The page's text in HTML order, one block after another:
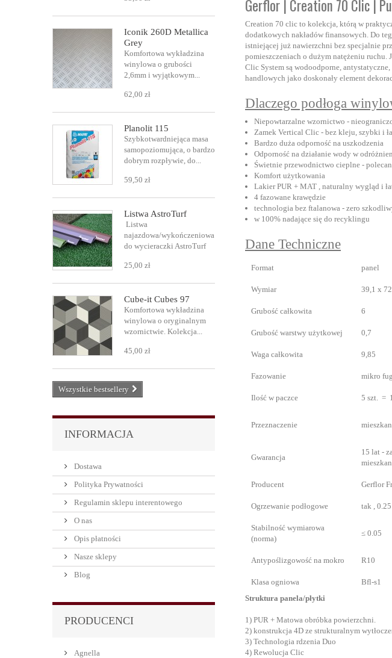
Iconik 260D Metallica
Grey
Komfortowa wykładzina
winylowa o grubości
2,6mm i wyjątkowym...
62,00 zł
Planolit 115
Szybkotwardniejąca masa
samopoziomująca, o bardzo
dobrym rozpływie, do...
59,50 zł
Listwa AstroTurf
Listwa
najazdowa/wykończeniowa
do wycieraczki AstroTurf
25,00 zł
Cube-it Cubes 97
Komfortowa wykładzina
winylowa o oryginalnym
wzornictwie. Kolekcja...
45,00 zł
Wszystkie bestsellery
INFORMACJA
Dostawa
Polityka Prywatności
Regulamin sklepu interentowego
O nas
Opis płatności
Nasze sklepy
Blog
PRODUCENCI
Agnella
Gerflor | Creation 70 Clic |
Creation 70 clic to kolekcja, którą w
dodatkowych nakładów finansowych. Do
istniejącej już nawierzchni bez specjalnie
pomieszczeniach o dużym natężeniu
Clic System są wodoodporne,
handlowych jako doskonały element
Dlaczego podłoga
Niepowtarzalne wzornictwo -
Zamek Vertical Clic - bez kleju, szybki i
Bardzo duża odporność na uszkodzenia
Odporność na działanie wody w
Świetnie przewodnictwo cieplne -
Komfort użytkowania
Lakier PUR + MAT , naturalny wygląd i
4 fazowane krawędzie
technologia bez ftalanowa - zero
w 100% nadające się do recyklingu
Dane Techniczne
Format panel
Wymiar 39,1 x
Grubość całkowita 6
Grubość warstwy użytkowej 0,7
Waga całkowita 9,85
Fazowanie mikro
Ilość w paczce 5 szt. =
Przeznaczenie
Gwarancja
15 lat -
Producent Gerflor
Ogrzewanie podłogowe tak ,
Stabilność wymiarowa
(norma)
≤ 0.05
Antypoślizgowość na mokro R10
Klasa ogniowa
Bfl-s1
Struktura panela/płytki
1) PUR + Matowa obróbka powierzchni.
2) konstrukcja 4D ze strukturalnym
3) Technologia rdzenia Duo
4) Rewolucja Clic